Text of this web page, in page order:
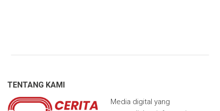
TENTANG KAMI
Media digital yang